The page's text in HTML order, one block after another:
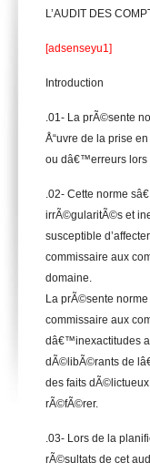
L’AUDIT DES
[adsenseyu1]
Introduction
.01- La prÃ©sente
Å“uvre de la prise
ou dâ€™erreurs
.02- Cette norme
irrÃ©gularitÃ©s et
susceptible
commissaire aux
domaine.
La prÃ©sente
commissaire aux
dâ€™inexactitudes
dÃ©libÃ©rants de
des faits
rÃ©fÃ©rer.
.03- Lors de la
rÃ©sultats de cet